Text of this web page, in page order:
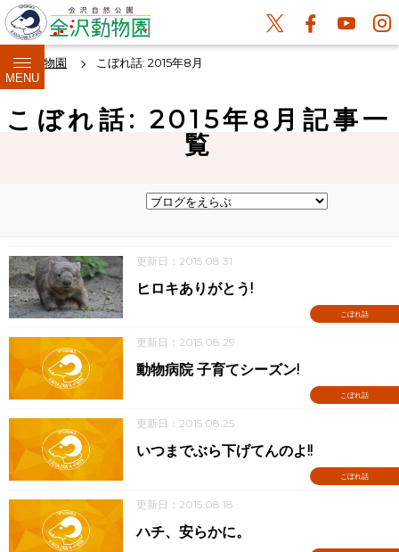
MENU
金沢動物園 こぼれ話: 2015年8月
こぼれ話: 2015年8月記事一
覧
更新日：2015.08.31
こぼれ話
ヒロキありがとう!
更新日：2015.08.29
こぼれ話
動物病院 子育てシーズン!
更新日：2015.08.25
こぼれ話
いつまでぶら下げてんのよ!!
更新日：2015.08.18
ハチ、安らかに。